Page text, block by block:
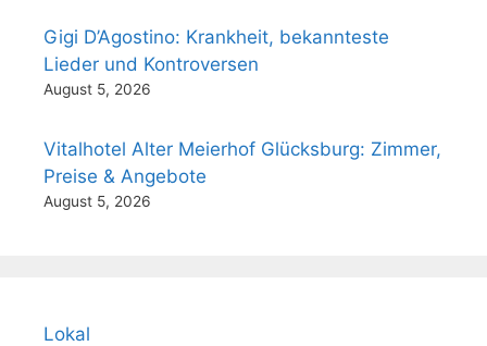
Gigi D’Agostino: Krankheit, bekannteste
Lieder und Kontroversen
August 5, 2026
Vitalhotel Alter Meierhof Glücksburg: Zimmer,
Preise & Angebote
August 5, 2026
Lokal